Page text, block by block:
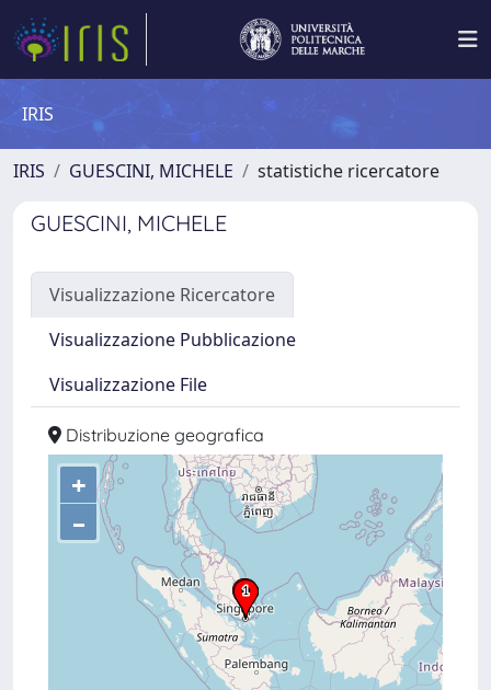
IRIS
IRIS GUESCINI, MICHELE statistiche ricercatore
GUESCINI, MICHELE
Visualizzazione Ricercatore
Visualizzazione Pubblicazione
Visualizzazione File
Distribuzione geografica
+
–